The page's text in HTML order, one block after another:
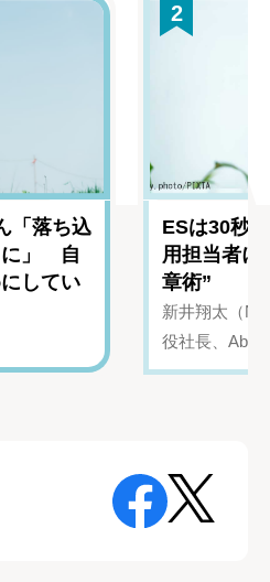
「落ち込
に」 自
してい
2
ESは30秒
用担当者に
章術”
新井翔太（
役社長、